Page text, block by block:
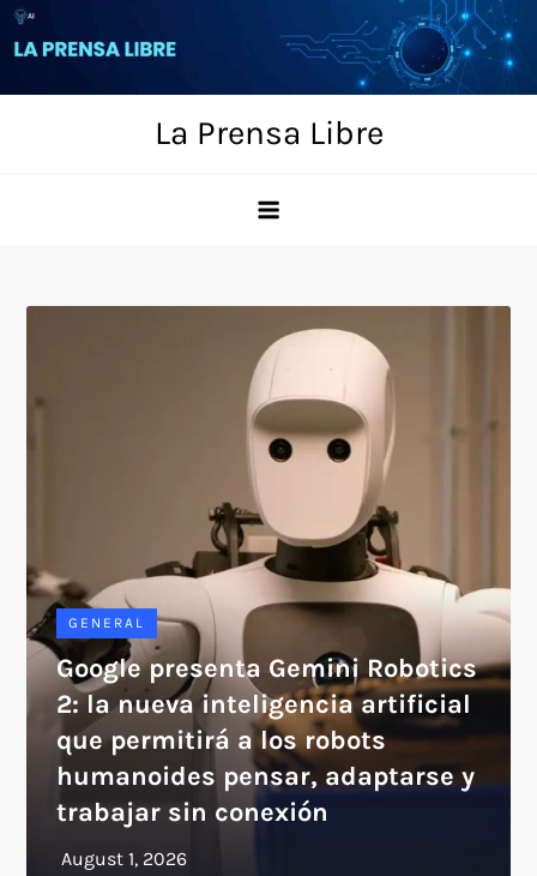
Skip
to
La Prensa Libre
GENERAL
Google presenta Gemini Robotics
2: la nueva inteligencia artificial
que permitirá a los robots
humanoides pensar, adaptarse y
trabajar sin conexión